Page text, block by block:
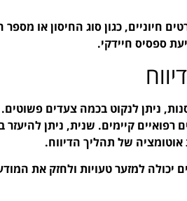
חיוניים, כגון סוג החיסון או
ספסיס חיידקי.
ניתן לנקוט בכמה צעדים
קיימים. שנית, ניתן להיעזר
של תהליך הדיווח.
יכולה למזער טעויות ולחזק את